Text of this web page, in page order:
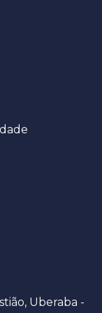
Uberaba -